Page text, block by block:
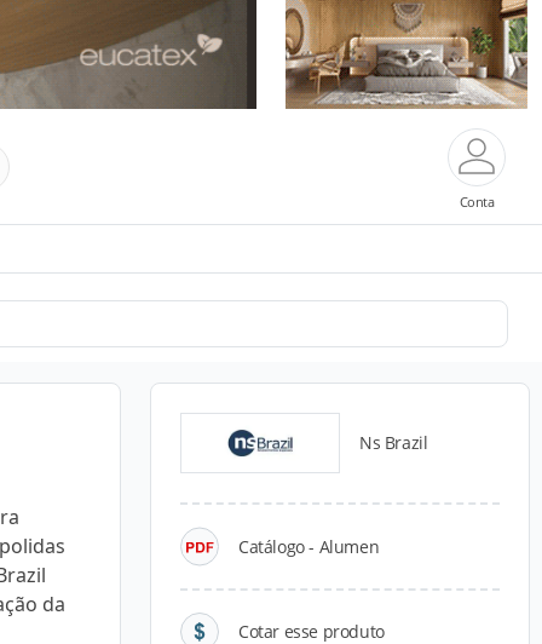
Conta
da
Ns Brazil
Catálogo - Alumen
Cotar esse produto